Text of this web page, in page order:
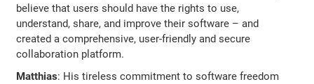
believe that users should have the rights to use,
understand, share, and improve their software – and
created a comprehensive, user-friendly and secure
collaboration platform.
Matthias: His tireless commitment to software freedom